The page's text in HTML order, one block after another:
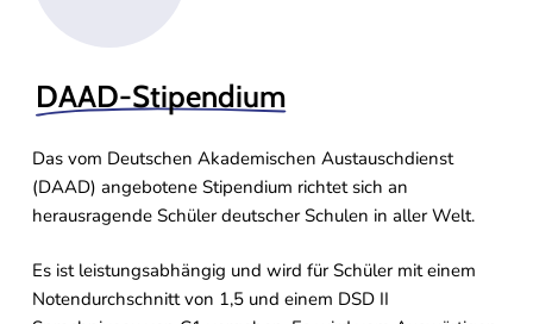
DAAD-Stipendium
Das vom Deutschen Akademischen Austauschdienst
(DAAD) angebotene Stipendium richtet sich an
herausragende Schüler deutscher Schulen in aller Welt.
Es ist leistungsabhängig und wird für Schüler mit einem
Notendurchschnitt von 1,5 und einem DSD II